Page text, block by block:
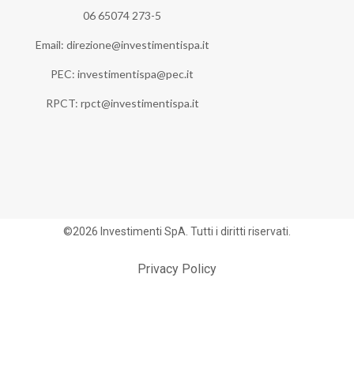
06 65074 273-5
Email: direzione@investimentispa.it
PEC: investimentispa@pec.it
RPCT: rpct@investimentispa.it
©2026 Investimenti SpA. Tutti i diritti riservati.
Privacy Policy